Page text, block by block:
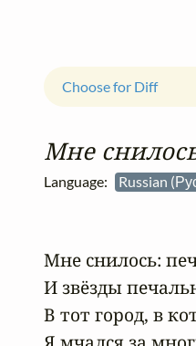
Мне
Language: Russian
Choose for Diff
Мне снилось:
И звёзды
В тот город, в